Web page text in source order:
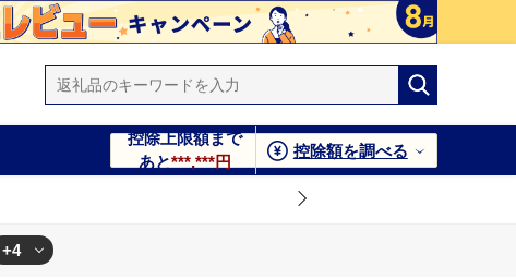
控除上限額まで
あと***,***円
控除額を調べる
+4